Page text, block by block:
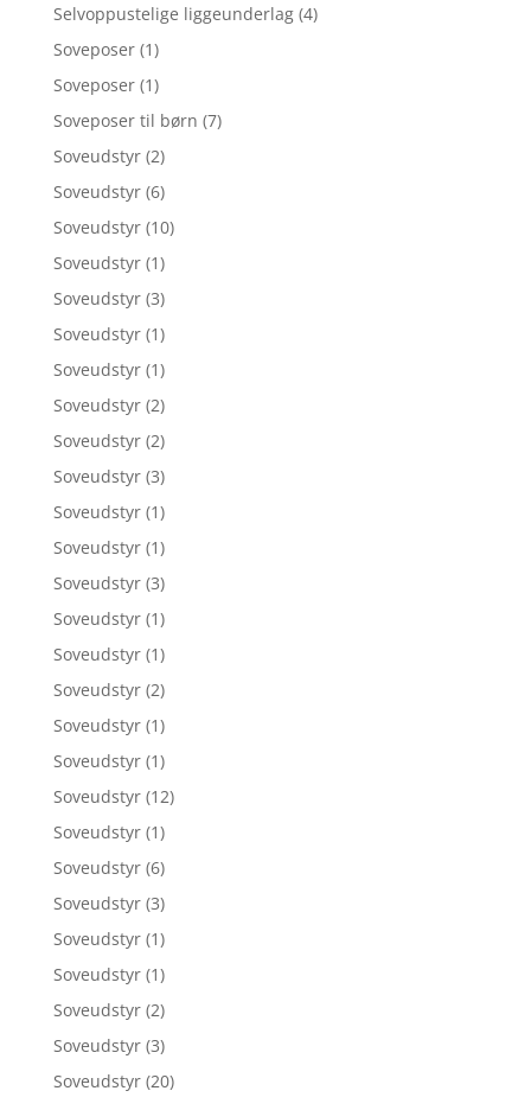
Selvoppustelige liggeunderlag (4)
Soveposer (1)
Soveposer (1)
Soveposer til børn (7)
Soveudstyr (2)
Soveudstyr (6)
Soveudstyr (10)
Soveudstyr (1)
Soveudstyr (3)
Soveudstyr (1)
Soveudstyr (1)
Soveudstyr (2)
Soveudstyr (2)
Soveudstyr (3)
Soveudstyr (1)
Soveudstyr (1)
Soveudstyr (3)
Soveudstyr (1)
Soveudstyr (1)
Soveudstyr (2)
Soveudstyr (1)
Soveudstyr (1)
Soveudstyr (12)
Soveudstyr (1)
Soveudstyr (6)
Soveudstyr (3)
Soveudstyr (1)
Soveudstyr (1)
Soveudstyr (2)
Soveudstyr (3)
Soveudstyr (20)